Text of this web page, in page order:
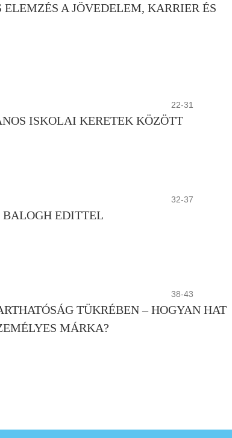
A JÖVEDELEM, KARRIER ÉS
22-31
ISKOLAI KERETEK KÖZÖTT
32-37
BALOGH EDITTEL
38-43
TÜKRÉBEN – HOGYAN HAT
MÁRKA?